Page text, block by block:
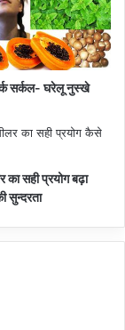
सर्कल- घरेलू नुस्खे
का सही प्रयोग बढ़ा
सुन्दरता